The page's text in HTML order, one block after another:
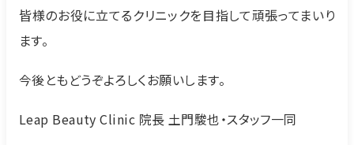
皆様のお役に立てるクリニックを目指して頑張ってまいり
ます。
今後ともどうぞよろしくお願いします。
Leap Beauty Clinic 院長 土門駿也・スタッフ一同